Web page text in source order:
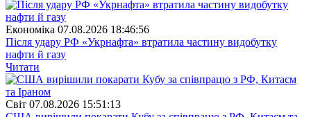
Економіка 07.08.2026 18:46:56
Після удару РФ «Укрнафта» втратила частину видобутку
нафти й газу
Читати
Свiт 07.08.2026 15:51:13